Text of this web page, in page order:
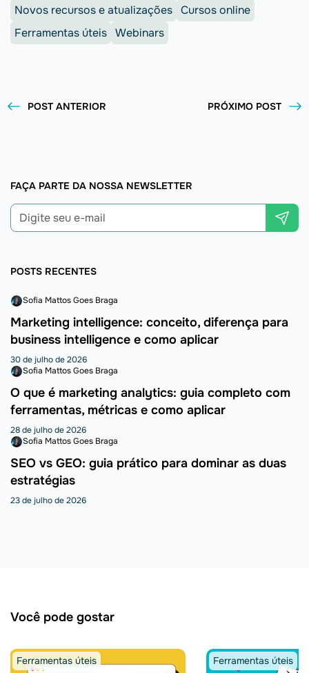
Novos recursos e atualizações Cursos online
Ferramentas úteis Webinars
POST ANTERIOR PRÓXIMO POST
FAÇA PARTE DA NOSSA NEWSLETTER
POSTS RECENTES
Sofia Mattos Goes Braga
Marketing intelligence: conceito, diferença para
business intelligence e como aplicar
30 de julho de 2026
Sofia Mattos Goes Braga
O que é marketing analytics: guia completo com
ferramentas, métricas e como aplicar
28 de julho de 2026
Sofia Mattos Goes Braga
SEO vs GEO: guia prático para dominar as duas
estratégias
23 de julho de 2026
Você pode gostar
Ferramentas úteis Ferramentas úteis